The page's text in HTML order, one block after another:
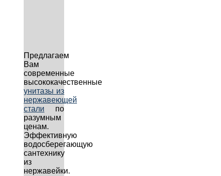
Предлагаем
Вам
современные
высококачественные
унитазы из
нержавеющей
стали по
разумным
ценам.
Эффективную
водосберегающую
сантехнику
из
нержавейки.